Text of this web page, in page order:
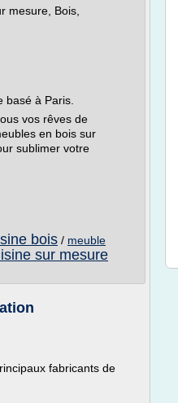
mesure, Bois,
basé à Paris.
vos rêves de
en bois sur
sublimer votre
bois / meuble
sur mesure
fabricants de